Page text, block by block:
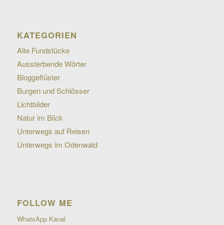
KATEGORIEN
Alte Fundstücke
Aussterbende Wörter
Bloggeflüster
Burgen und Schlösser
Lichtbilder
Natur im Blick
Unterwegs auf Reisen
Unterwegs im Odenwald
FOLLOW ME
WhatsApp Kanal